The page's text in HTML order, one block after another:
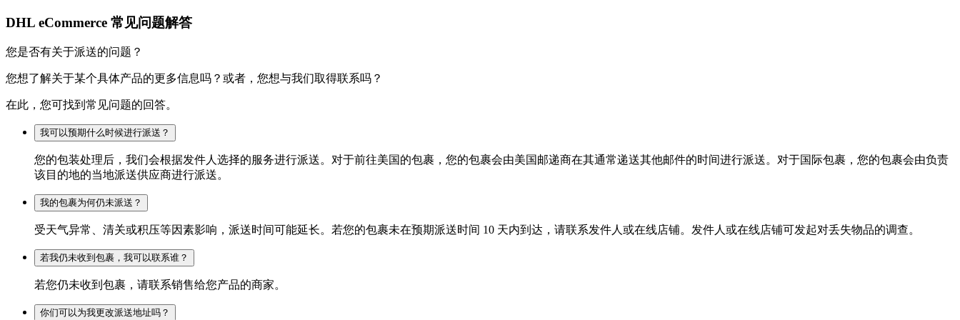
DHL eCommerce 常见问题解答
您是否有关于派送的问题？
您想了解关于某个具体产品的更多信息吗？或者，您想与我们取得联系吗？
在此，您可找到常见问题的回答。
我可以预期什么时候进行派送？
您的包装处理后，我们会根据发件人选择的服务进行派送。对于前往美国的包裹，您的包裹会由美国邮递商在其通常递送其他邮件的时间进行派送。对于国际包裹，您的包裹会由负责
该目的地的当地派送供应商进行派送。
我的包裹为何仍未派送？
受天气异常、清关或积压等因素影响，派送时间可能延长。若您的包裹未在预期派送时间 10 天内到达，请联系发件人或在线店铺。发件人或在线店铺可发起对丢失物品的调查。
若我仍未收到包裹，我可以联系谁？
若您仍未收到包裹，请联系销售给您产品的商家。
你们可以为我更改派送地址吗？